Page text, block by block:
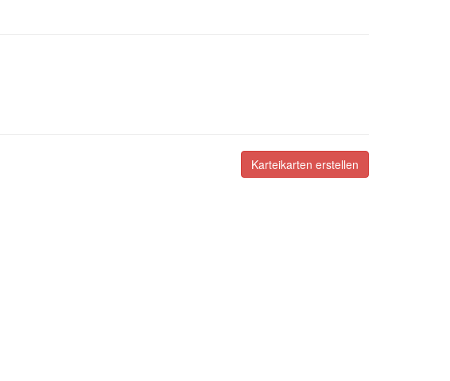
Karteikarten erstellen